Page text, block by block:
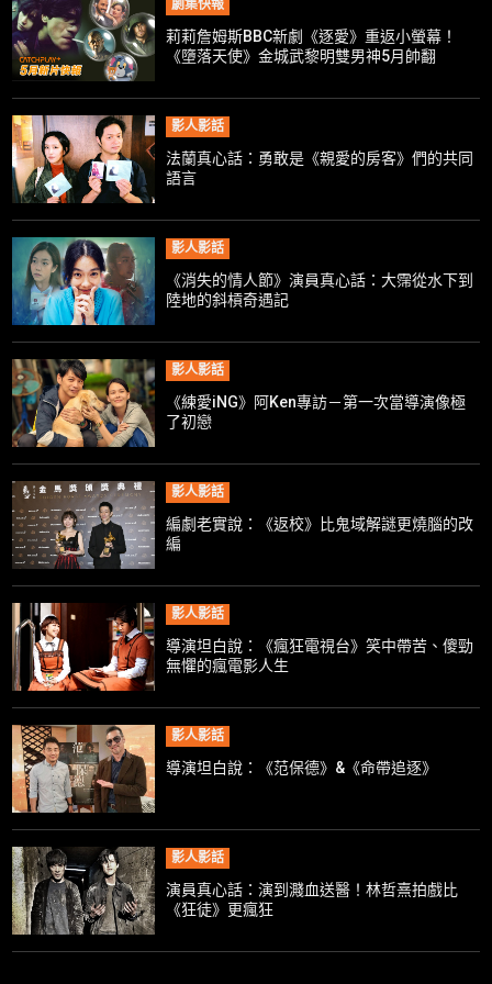
劇集快報
莉莉詹姆斯BBC新劇《逐愛》重返小螢幕！
《墮落天使》金城武黎明雙男神5月帥翻
影人影話
法蘭真心話：勇敢是《親愛的房客》們的共同
語言
影人影話
《消失的情人節》演員真心話：大霈從水下到
陸地的斜槓奇遇記
影人影話
《練愛iNG》阿Ken專訪－第一次當導演像極
了初戀
影人影話
編劇老實說：《返校》比鬼域解謎更燒腦的改
編
影人影話
導演坦白說：《瘋狂電視台》笑中帶苦、傻勁
無懼的瘋電影人生
影人影話
導演坦白說：《范保德》&《命帶追逐》
影人影話
演員真心話：演到濺血送醫！林哲熹拍戲比
《狂徒》更瘋狂